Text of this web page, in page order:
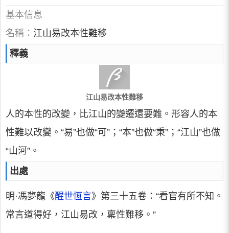
基本信息
名稱： 江山易改本性難移
釋義
江山易改本性難移
人的本性的改變，比江山的變遷還要難。形容人的本
性難以改變。“易”也做“可”；“本”也做“秉”；“江山”也做
“山河”。
出處
明·馮夢龍《醒世恆言》第三十五卷：“看官有所不知。
常言道得好，江山易改，稟性難移。”